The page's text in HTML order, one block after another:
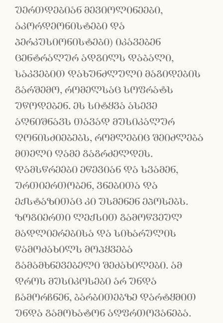
უერთდებიან მევიოლინეები,
აკორდეონისტები და
პერკუსიონისტები) იკავებენ
ცენტრალურ ადგილს დაბალი,
საკვებით დახუნძლული მაგიდების
გარშემო, რომელსაც სოფრატს
უწოდებენ. ეს სიტყვა ასევე
აღნიშნავს თავად მუსიკალურ
ღონისძიებებს, რომლებიც შეიძლება
მთელი ღამე გაგრძელდეს.
დამსწრეები ეწევიან და სვამენ,
ურთიერთობენ, ვნებითა და
ექსტაზითაც კი უსმენენ ეპოსებს.
ზოგიერთი ლექსით გამოწვეულ
მადლიერებისა და სიხარულის
წამოძახილს მოჰყვება
გამამხნევებელი შეძახილები. ამ
დროს მუსიკოსები არ უნდა
ჩამორჩნენ, ბარბითებზე დარტყმით
უნდა გამოხატონ აღფრთოვანება.